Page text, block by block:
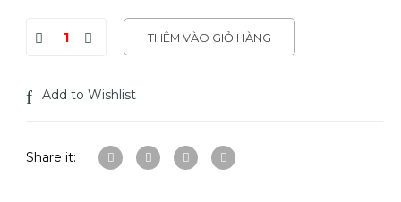
THÊM VÀO GIỎ HÀNG
Add to Wishlist
Share it: